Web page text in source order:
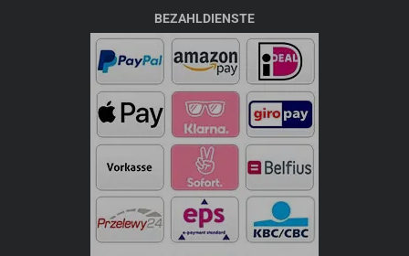
BEZAHLDIENSTE